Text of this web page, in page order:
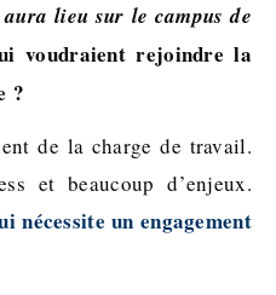
lieu sur le campus de
voudraient rejoindre la
?
de la charge de travail.
et beaucoup d’enjeux.
nécessite un engagement